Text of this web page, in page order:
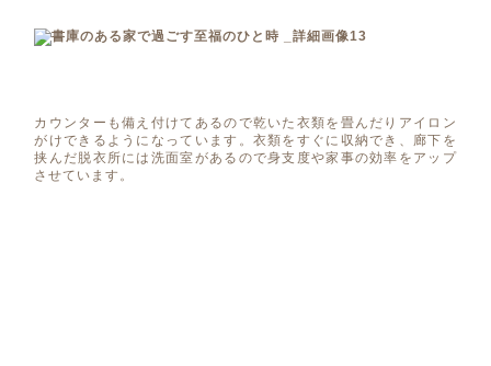
カウンターも備え付けてあるので乾いた衣類を畳んだりアイロン
がけできるようになっています。衣類をすぐに収納でき、廊下を
挟んだ脱衣所には洗面室があるので身支度や家事の効率をアップ
させています。